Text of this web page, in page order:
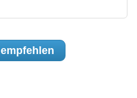
empfehlen